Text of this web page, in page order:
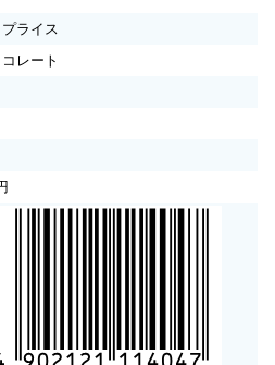
ライス
レート